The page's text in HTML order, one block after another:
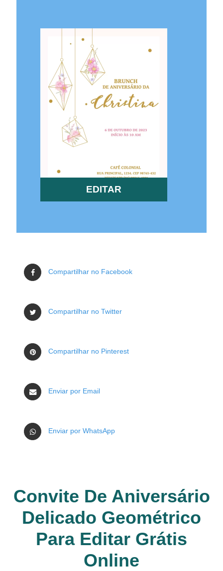
EDITAR
Compartilhar no Facebook
Compartilhar no Twitter
Compartilhar no Pinterest
Enviar por Email
Enviar por WhatsApp
Convite De Aniversário
Delicado Geométrico
Para Editar Grátis
Online